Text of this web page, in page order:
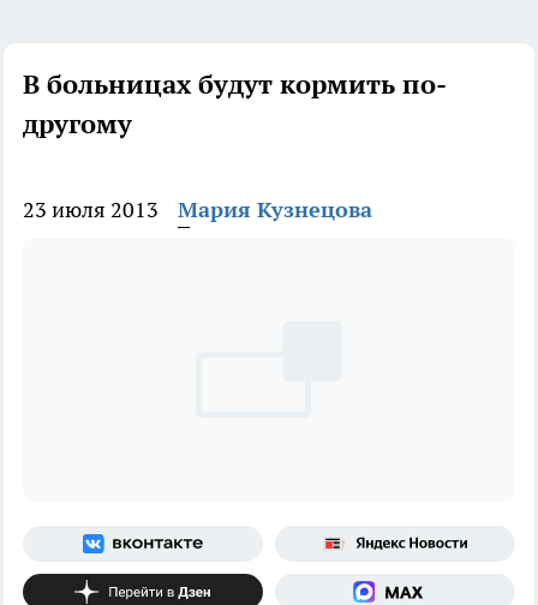
В больницах будут кормить по-
другому
23 июля 2013 Мария Кузнецова